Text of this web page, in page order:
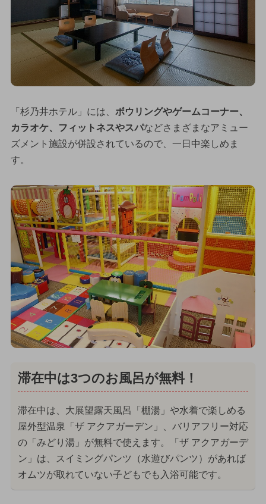
「杉乃井ホテル」には、 ボウリングやゲームコーナー、
カラオケ、フィットネスやスパなどさまざまなアミュー
ズメント施設が併設されているので、一日中楽しめま
す。
滞在中は3つのお風呂が無料！
滞在中は、大展望露天風呂「棚湯」や水着で楽しめる
屋外型温泉「ザ アクアガーデン」、バリアフリー対応
の「みどり湯」が無料で使えます。「ザ アクアガーデ
ン」は、スイミングパンツ（水遊びパンツ）があれば
オムツが取れていない子どもでも入浴可能です。